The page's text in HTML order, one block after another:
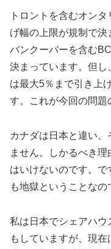
トロントを含むオン
げ幅の上限が規制で決
バンクーバーを含む
決まっています。但し
は最大5％まで引き上
す。これが今回の問題
カナダは日本と違い
ません。しかるべき
はいけないのです。
も地獄ということなの
私は日本でシェアハ
もしていますが、現